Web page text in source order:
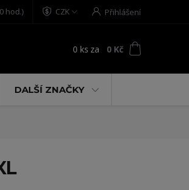
CZK Přihlášení
hod.)
0 ks za 0 Kč
DALŠÍ ZNAČKY